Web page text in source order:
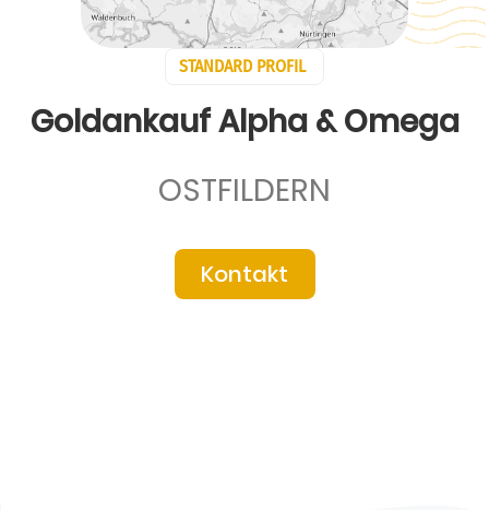
STANDARD PROFIL
Goldankauf Alpha & Omega
OSTFILDERN
Kontakt